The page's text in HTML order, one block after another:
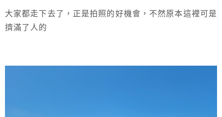
大家都走下去了，正是拍照的好機會，不然原本這裡可是
擠滿了人的